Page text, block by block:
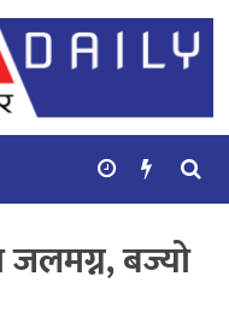
जलमग्न, बज्यो